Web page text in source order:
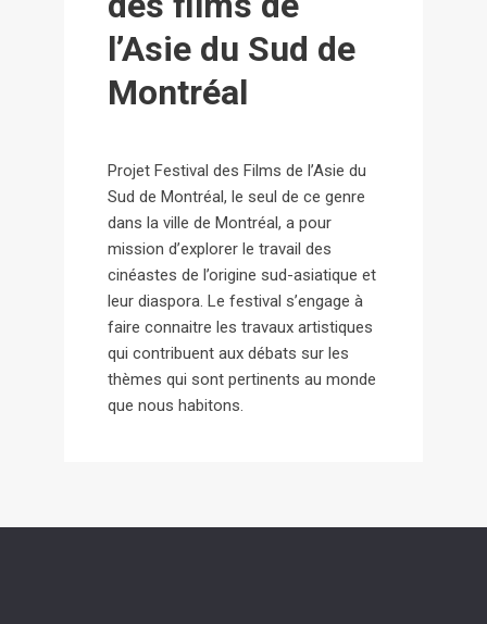
l’Asie du Sud de
Montréal
Projet Festival des Films de l’Asie du
Sud de Montréal, le seul de ce genre
dans la ville de Montréal, a pour
mission d’explorer le travail des
cinéastes de l’origine sud-asiatique et
leur diaspora. Le festival s’engage à
faire connaitre les travaux artistiques
qui contribuent aux débats sur les
thèmes qui sont pertinents au monde
que nous habitons.